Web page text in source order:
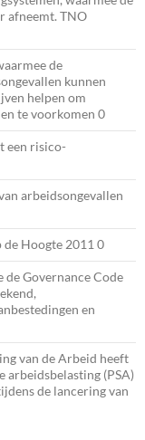
afneemt. TNO
de
kunnen
helpen om
te voorkomen 0
een risico-
arbeidsongevallen
Hoogte 2011 0
de Governance Code
en
van de Arbeid heeft
arbeidsbelasting (PSA)
de lancering van